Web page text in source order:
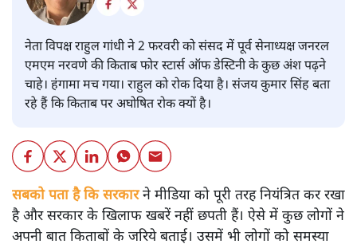
नेता विपक्ष राहुल गांधी ने 2 फरवरी को संसद में पूर्व सेनाध्यक्ष जनरल
एमएम नरवणे की किताब फोर स्टार्स ऑफ डेस्टिनी के कुछ अंश पढ़ने
चाहे। हंगामा मच गया। राहुल को रोक दिया है। संजय कुमार सिंह बता
रहे हैं कि किताब पर अघोषित रोक क्यों है।
सबको पता है कि सरकारने मीडिया को पूरी तरह नियंत्रित कर रखा
है और सरकार के खिलाफ खबरें नहीं छपती हैं। ऐसे में कुछ लोगों ने
अपनी बात किताबों के जरिये बताई। उसमें भी लोगों को समस्या